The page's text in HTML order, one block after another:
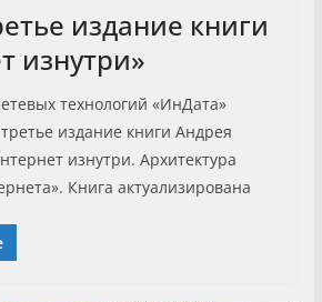
издание книги
изнутри»
технологий «ИнДата»
издание книги Андрея
изнутри. Архитектура
Книга актуализирована